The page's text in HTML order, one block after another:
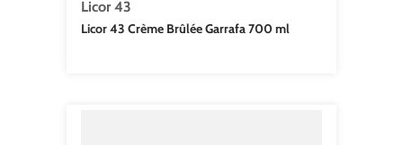
Licor 43
Licor 43 Crème Brûlée Garrafa 700 ml